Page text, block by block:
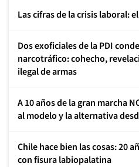
Las cifras de la crisis laboral:
Dos exoficiales de la PDI
narcotráfico: cohecho,
ilegal de armas
A 10 años de la gran marcha
al modelo y la alternativa
Chile hace bien las cosas: 20
con fisura labiopalatina